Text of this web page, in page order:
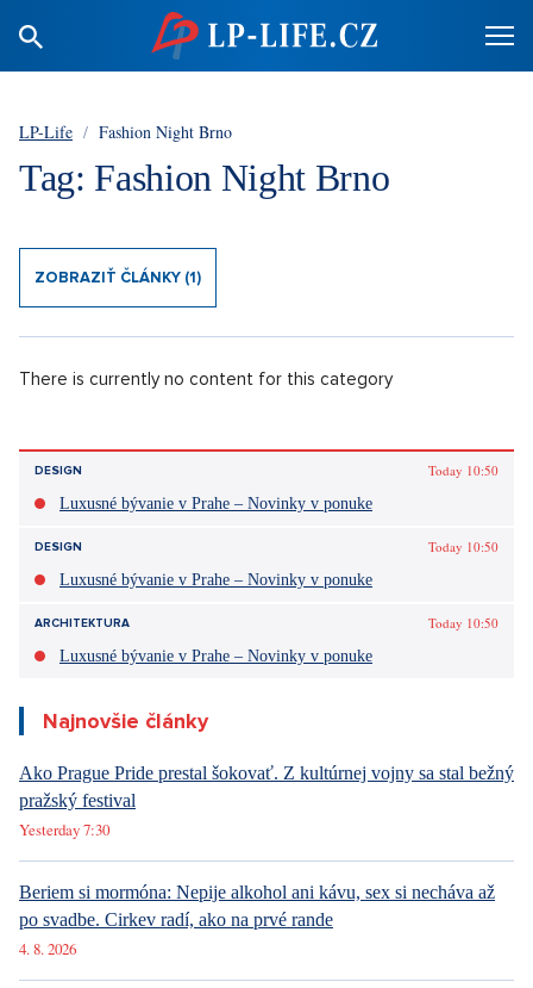
LP-Life / Fashion Night Brno
Tag: Fashion Night Brno
ZOBRAZIŤ ČLÁNKY (1)
There is currently no content for this category
DESIGN
Today 10:50
Luxusné bývanie v Prahe – Novinky v ponuke
DESIGN
Today 10:50
Luxusné bývanie v Prahe – Novinky v ponuke
ARCHITEKTURA
Today 10:50
Luxusné bývanie v Prahe – Novinky v ponuke
Najnovšie články
Ako Prague Pride prestal šokovať. Z kultúrnej vojny sa stal bežný
pražský festival
Yesterday 7:30
Beriem si mormóna: Nepije alkohol ani kávu, sex si necháva až
po svadbe. Cirkev radí, ako na prvé rande
4. 8. 2026